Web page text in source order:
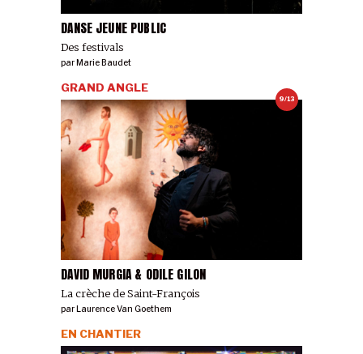
DANSE JEUNE PUBLIC
Des festivals
parMarie Baudet
9/13
DAVID MURGIA & ODILE GILON
La crèche de Saint-François
GRAND ANGLE
par Laurence Van Goethem
EN CHANTIER